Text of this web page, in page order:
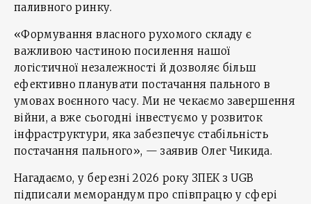
паливного ринку.
«Формування власного рухомого складу є
важливою частиною посилення нашої
логістичної незалежності й дозволяє більш
ефективно планувати постачання пального в
умовах воєнного часу. Ми не чекаємо завершення
війни, а вже сьогодні інвестуємо у розвиток
інфраструктури, яка забезпечує стабільність
постачання пального», — заявив Олег Чикида.
Нагадаємо, у березні 2026 року ЗПЕК з UGB
підписали меморандум про співпрацю у сфері